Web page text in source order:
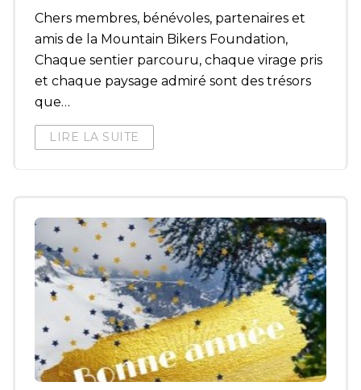
Chers membres, bénévoles, partenaires et
amis de la Mountain Bikers Foundation,
Chaque sentier parcouru, chaque virage pris
et chaque paysage admiré sont des trésors
que…
LIRE LA SUITE